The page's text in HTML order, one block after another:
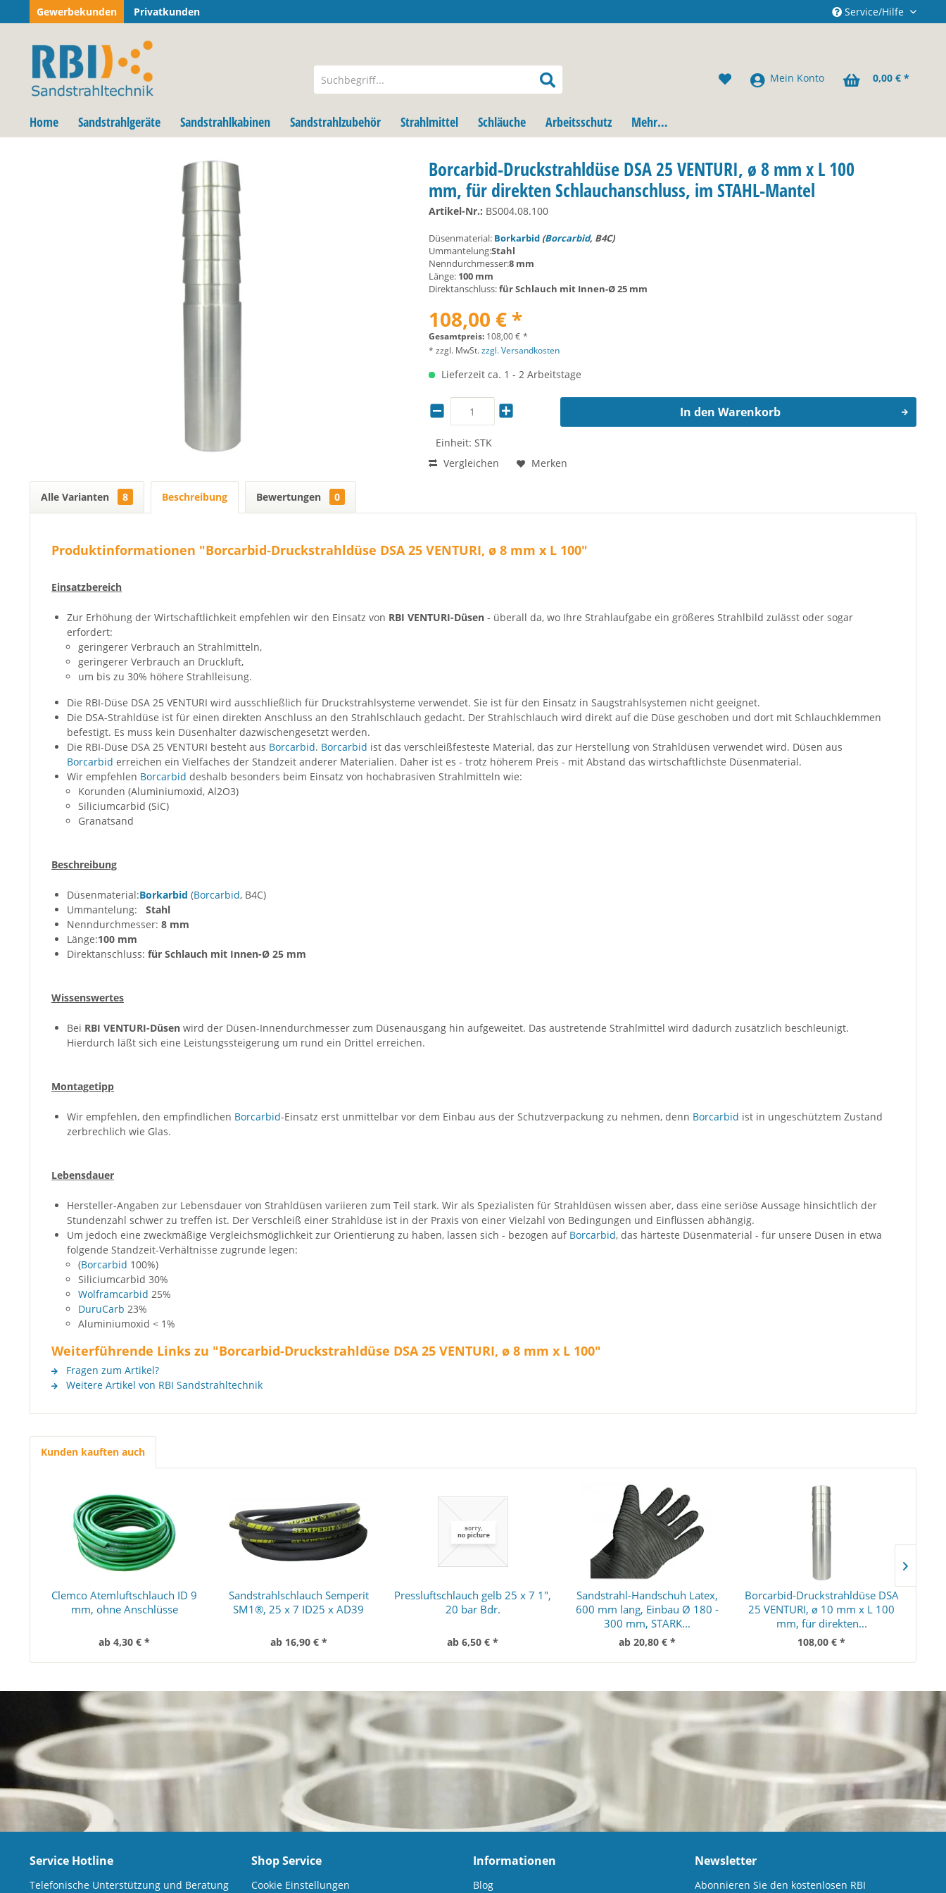
Gewerbekunden Privatkunden Service/Hilfe
Mein Konto 0,00 € *
Home Sandstrahlgeräte Sandstrahlkabinen Sandstrahlzubehör Strahlmittel Schläuche Arbeitsschutz Mehr…
Borcarbid-Druckstrahldüse DSA 25 VENTURI, ø 8 mm x L 100
mm, für direkten Schlauchanschluss, im STAHL-Mantel
Artikel-Nr.: BS004.08.100
Düsenmaterial: Borkarbid(Borcarbid, B4C)
Ummantelung:Stahl
Nenndurchmesser:8 mm
Länge: 100 mm
Direktanschluss:für Schlauch mit Innen-Ø 25 mm
108,00 € *
Gesamtpreis: 108,00€ *
* zzgl. MwSt.zzgl. Versandkosten
Lieferzeit ca. 1 - 2 Arbeitstage
Einheit: STK
In den Warenkorb
Vergleichen Merken
Alle Varianten 8 Beschreibung Bewertungen 0
Produktinformationen "Borcarbid-Druckstrahldüse DSA 25 VENTURI, ø 8 mm x L 100"
Einsatzbereich
Zur Erhöhung der Wirtschaftlichkeit empfehlen wir den Einsatz von RBI VENTURI-Düsen - überall da, wo Ihre Strahlaufgabe ein größeres Strahlbild zulässt oder sogar
erfordert:
geringerer Verbrauch an Strahlmitteln,
geringerer Verbrauch an Druckluft,
um bis zu 30% höhere Strahlleisung.
Die RBI-Düse DSA 25 VENTURI wird ausschließlich für Druckstrahlsysteme verwendet. Sie ist für den Einsatz in Saugstrahlsystemen nicht geeignet.
Die DSA-Strahldüse ist für einen direkten Anschluss an den Strahlschlauch gedacht. Der Strahlschlauch wird direkt auf die Düse geschoben und dort mit Schlauchklemmen
befestigt. Es muss kein Düsenhalter dazwischengesetzt werden.
Die RBI-Düse DSA 25 VENTURI besteht aus Borcarbid. Borcarbid ist das verschleißfesteste Material, das zur Herstellung von Strahldüsen verwendet wird. Düsen aus
Borcarbid erreichen ein Vielfaches der Standzeit anderer Materialien. Daher ist es - trotz höherem Preis - mit Abstand das wirtschaftlichste Düsenmaterial.
Wir empfehlen Borcarbid deshalb besonders beim Einsatz von hochabrasiven Strahlmitteln wie:
Korunden (Aluminiumoxid, Al2O3)
Siliciumcarbid (SiC)
Granatsand
Beschreibung
Düsenmaterial:Borkarbid (Borcarbid, B4C)
Ummantelung: Stahl
Nenndurchmesser: 8 mm
Länge:100 mm
Direktanschluss: für Schlauch mit Innen-Ø 25 mm
Wissenswertes
Bei RBI VENTURI-Düsen wird der Düsen-Innendurchmesser zum Düsenausgang hin aufgeweitet. Das austretende Strahlmittel wird dadurch zusätzlich beschleunigt.
Hierdurch läßt sich eine Leistungssteigerung um rund ein Drittel erreichen.
Montagetipp
Wir empfehlen, den empfindlichen Borcarbid-Einsatz erst unmittelbar vor dem Einbau aus der Schutzverpackung zu nehmen, denn Borcarbid ist in ungeschütztem Zustand
zerbrechlich wie Glas.
Lebensdauer
Hersteller-Angaben zur Lebensdauer von Strahldüsen variieren zum Teil stark. Wir als Spezialisten für Strahldüsen wissen aber, dass eine seriöse Aussage hinsichtlich der
Stundenzahl schwer zu treffen ist. Der Verschleiß einer Strahldüse ist in der Praxis von einer Vielzahl von Bedingungen und Einflüssen abhängig.
Um jedoch eine zweckmäßige Vergleichsmöglichkeit zur Orientierung zu haben, lassen sich - bezogen auf Borcarbid, das härteste Düsenmaterial - für unsere Düsen in etwa
folgende Standzeit-Verhältnisse zugrunde legen:
(Borcarbid 100%)
Siliciumcarbid 30%
Wolframcarbid 25%
DuruCarb 23%
Aluminiumoxid < 1%
Weiterführende Links zu "Borcarbid-Druckstrahldüse DSA 25 VENTURI, ø 8 mm x L 100"
Fragen zum Artikel?
Weitere Artikel von RBI Sandstrahltechnik
Kunden kauften auch
Clemco Atemluftschlauch ID 9
mm, ohne Anschlüsse
ab 4,30 € *
Sandstrahlschlauch Semperit
SM1®, 25 x 7 ID25 x AD39
ab 16,90 € *
Pressluftschlauch gelb 25 x 7 1",
20 bar Bdr.
ab 6,50 € *
Sandstrahl-Handschuh Latex,
600 mm lang, Einbau Ø 180 -
300 mm, STARK...
ab 20,80 € *
Borcarbid-Druckstrahldüse DSA
25 VENTURI, ø 10 mm x L 100
mm, für direkten...
108,00 € *
Service Hotline
Telefonische Unterstützung und Beratung
Shop Service
Cookie Einstellungen
Informationen
Blog
Newsletter
Abonnieren Sie den kostenlosen RBI